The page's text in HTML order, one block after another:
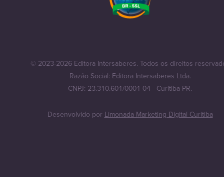
© 2023-2026 Editora Intersaberes. Todos os direitos
Razão Social: Editora Intersaberes Ltda.
CNPJ: 23.310.601/0001-04 - Curitiba-PR.
Desenvolvido por Limonada Marketing Digital Curitiba